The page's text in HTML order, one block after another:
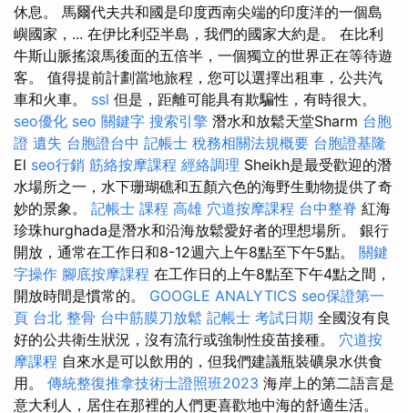
休息。 馬爾代夫共和國是印度西南尖端的印度洋的一個島
嶼國家，... 在伊比利亞半島，我們的國家大約是。 在比利
牛斯山脈搖滾馬後面的五倍半，一個獨立的世界正在等待遊
客。 值得提前計劃當地旅程，您可以選擇出租車，公共汽
車和火車。 ssl 但是，距離可能具有欺騙性，有時很大。
seo優化 seo 關鍵字 搜索引擎 潛水和放鬆天堂Sharm 台胞
證 遺失 台胞證台中 記帳士 稅務相關法規概要 台胞證基隆
El seo行銷 筋絡按摩課程 經絡調理 Sheikh是最受歡迎的潛
水場所之一，水下珊瑚礁和五顏六色的海野生動物提供了奇
妙的景象。 記帳士 課程 高雄 穴道按摩課程 台中整脊 紅海
珍珠hurghada是潛水和沿海放鬆愛好者的理想場所。 銀行
開放，通常在工作日和8-12週六上午8點至下午5點。 關鍵
字操作 腳底按摩課程 在工作日的上午8點至下午4點之間，
開放時間是慣常的。 GOOGLE ANALYTICS seo保證第一
頁 台北 整骨 台中筋膜刀放鬆 記帳士 考試日期 全國沒有良
好的公共衛生狀況，沒有流行或強制性疫苗接種。 穴道按
摩課程 自來水是可以飲用的，但我們建議瓶裝礦泉水供食
用。 傳統整復推拿技術士證照班2023 海岸上的第二語言是
意大利人，居住在那裡的人們更喜歡地中海的舒適生活。